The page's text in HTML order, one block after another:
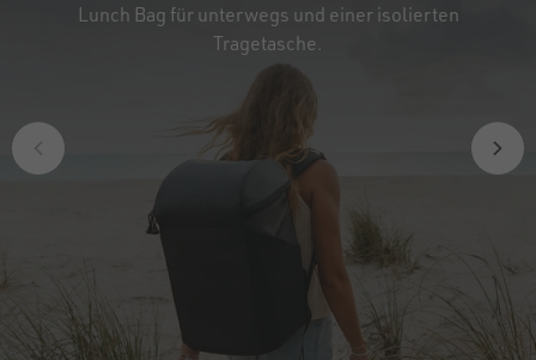
Lunch Bag für unterwegs und einer isolierten
Tragetasche.